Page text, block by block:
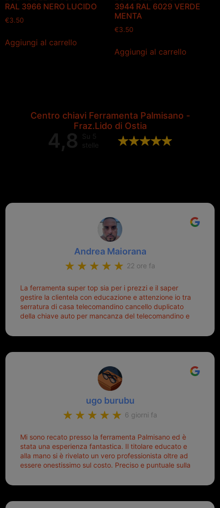
RAL 3966 NERO LUCIDO
€3.50
Aggiungi al carrello
3944 RAL 6029 VERDE
MENTA
€3.50
Aggiungi al carrello
Centro chiavi Ferramenta Palmisano -
Fraz.Lido di Ostia
4,8
Su 5
stelle
Andrea Maiorana
22 ore fa
La ferramenta super top sia per i prezzi e il saper
gestire la clientela con educazione e attenzione io tra
serratura di casa telecomandino cancello duplicato
della chiave auto per mancanza del telecomandino e
meglio ferramenta de ostia e poi il prorietario il signor
ugo burubu
6 giorni fa
Mi sono recato presso la ferramenta Palmisano ed è
stata una esperienza fantastica. Il titolare educato e
alla mano si è rivelato un vero professionista oltre ad
essere onestissimo sul costo. Preciso e puntuale sulla